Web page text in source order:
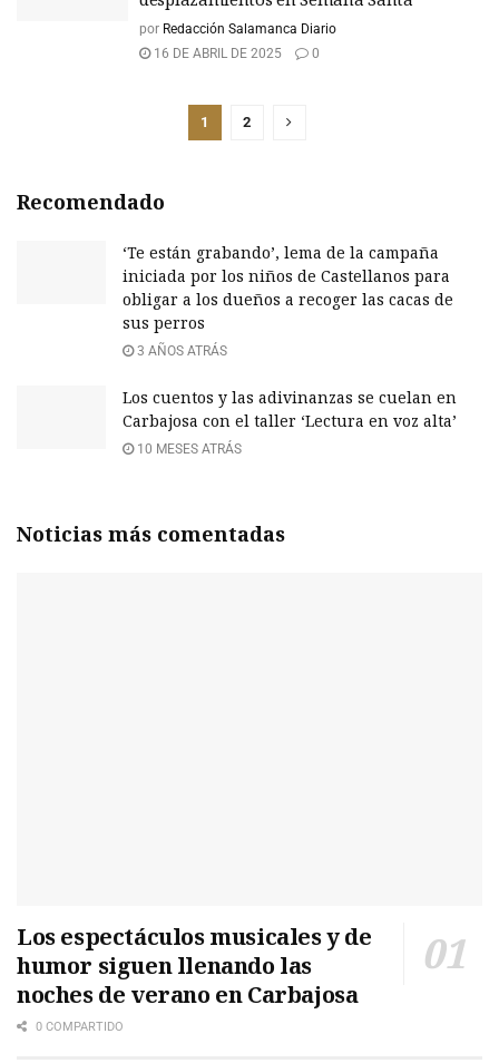
por Redacción Salamanca Diario
16 DE ABRIL DE 2025
0
1 2
Recomendado
‘Te están grabando’, lema de la campaña
iniciada por los niños de Castellanos para
obligar a los dueños a recoger las cacas de
sus perros
3 AÑOS ATRÁS
Los cuentos y las adivinanzas se cuelan en
Carbajosa con el taller ‘Lectura en voz alta’
10 MESES ATRÁS
Noticias más comentadas
Los espectáculos musicales y de
humor siguen llenando las
noches de verano en Carbajosa
0 COMPARTIDO